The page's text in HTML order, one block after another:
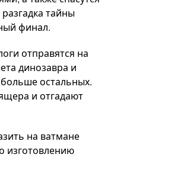
тайны
финал.
отправятся на
динозавра и
больше остальных.
и отгадают
на ватмане
изготовлению